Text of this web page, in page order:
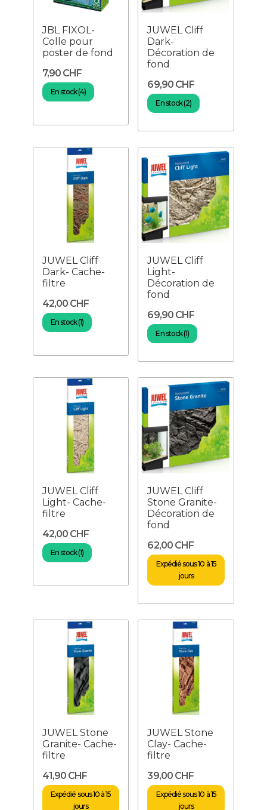
JBL FIXOL-
Colle pour
poster de fond
7,90 CHF
En stock (4)
JUWEL Cliff
Dark-
Décoration de
fond
69,90 CHF
En stock (2)
JUWEL Cliff
Dark- Cache-
filtre
42,00 CHF
En stock (1)
JUWEL Cliff
Light-
Décoration de
fond
69,90 CHF
En stock (1)
JUWEL Cliff
Light- Cache-
filtre
42,00 CHF
En stock (1)
JUWEL Cliff
Stone Granite-
Décoration de
fond
62,00 CHF
Expédié sous 10 à 15
jours
JUWEL Stone
Granite- Cache-
filtre
41,90 CHF
Expédié sous 10 à 15
jours
JUWEL Stone
Clay- Cache-
filtre
39,00 CHF
Expédié sous 10 à 15
jours